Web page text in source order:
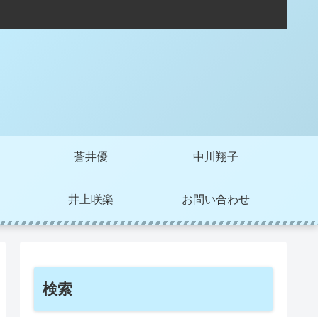
蒼井優 中川翔子
井上咲楽 お問い合わせ
検索